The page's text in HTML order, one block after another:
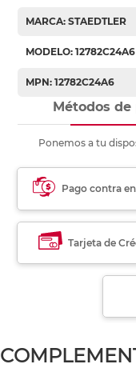
MARCA: STAEDTLER
MODELO: 12782C24A6
MPN: 12782C24A6
Métodos de
Ponemos a tu
Pago contra
Tarjeta de